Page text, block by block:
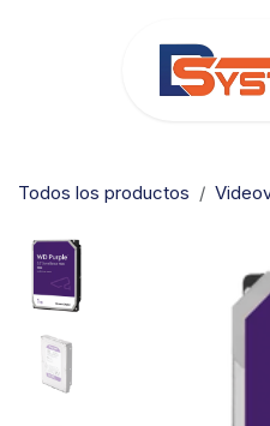
Todos los productos